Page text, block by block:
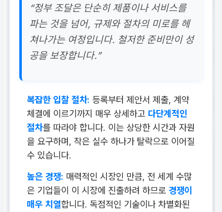
“정부 조달은 단순히 제품이나 서비스를
파는 것을 넘어, 규제와 절차의 미로를 헤
쳐나가는 여정입니다. 철저한 준비만이 성
공을 보장합니다.”
복잡한 입찰 절차: 등록부터 제안서 제출, 계약
체결에 이르기까지 매우 상세하고 다단계적인
절차를 따라야 합니다. 이는 상당한 시간과 자원
을 요구하며, 작은 실수 하나가 탈락으로 이어질
수 있습니다.
높은 경쟁: 매력적인 시장인 만큼, 전 세계 수많
은 기업들이 이 시장에 진출하려 하므로 경쟁이
매우 치열합니다. 독점적인 기술이나 차별화된